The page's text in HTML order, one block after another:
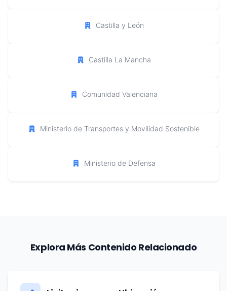
Castilla y León
Castilla La Mancha
Comunidad Valenciana
Ministerio de Transportes y Movilidad Sostenible
Ministerio de Defensa
Explora Más Contenido Relacionado